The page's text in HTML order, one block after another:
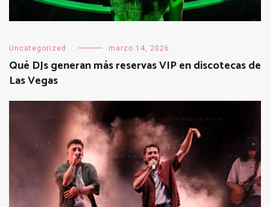
Uncategorized marzo 14, 2026
Qué DJs generan más reservas VIP en discotecas de
Las Vegas